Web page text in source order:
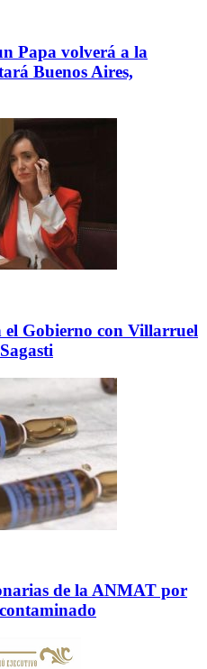
Papa volverá a la
Buenos Aires,
el Gobierno con Villarruel
de la ANMAT por